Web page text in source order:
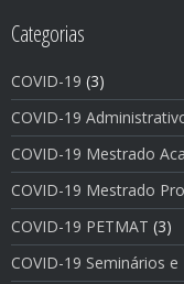
Categorias
COVID-19 (3)
COVID-19
COVID-19 Mestrado
COVID-19 Mestrado
COVID-19 PETMAT (3)
COVID-19 Seminários e